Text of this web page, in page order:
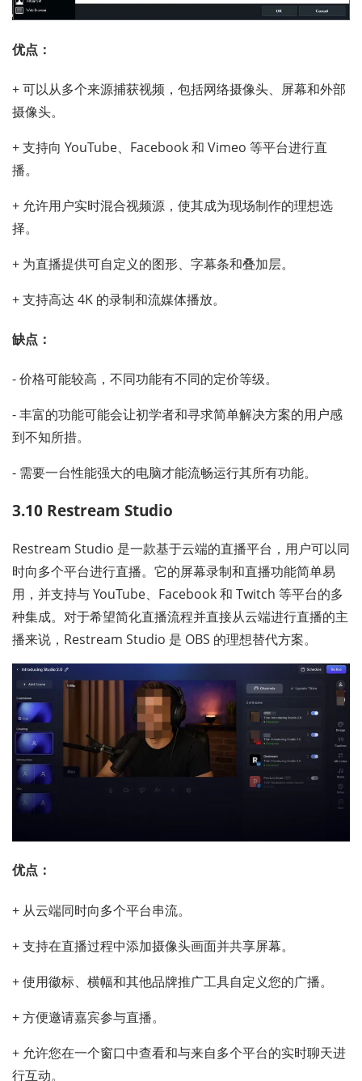
优点：
+ 可以从多个来源捕获视频，包括网络摄像头、屏幕和外部
摄像头。
+ 支持向 YouTube、Facebook 和 Vimeo 等平台进行直
播。
+ 允许用户实时混合视频源，使其成为现场制作的理想选
择。
+ 为直播提供可自定义的图形、字幕条和叠加层。
+ 支持高达 4K 的录制和流媒体播放。
缺点：
- 价格可能较高，不同功能有不同的定价等级。
- 丰富的功能可能会让初学者和寻求简单解决方案的用户感
到不知所措。
- 需要一台性能强大的电脑才能流畅运行其所有功能。
3.10 Restream Studio
Restream Studio 是一款基于云端的直播平台，用户可以同
时向多个平台进行直播。它的屏幕录制和直播功能简单易
用，并支持与 YouTube、Facebook 和 Twitch 等平台的多
种集成。对于希望简化直播流程并直接从云端进行直播的主
播来说，Restream Studio 是 OBS 的理想替代方案。
优点：
+ 从云端同时向多个平台串流。
+ 支持在直播过程中添加摄像头画面并共享屏幕。
+ 使用徽标、横幅和其他品牌推广工具自定义您的广播。
+ 方便邀请嘉宾参与直播。
+ 允许您在一个窗口中查看和与来自多个平台的实时聊天进
行互动。